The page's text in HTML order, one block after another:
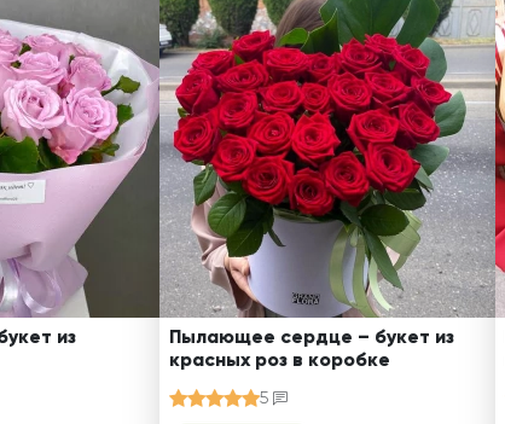
из
Пылающее сердце – букет из
красных роз в коробке
5